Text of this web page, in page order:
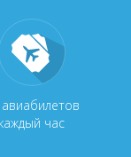
каждый час